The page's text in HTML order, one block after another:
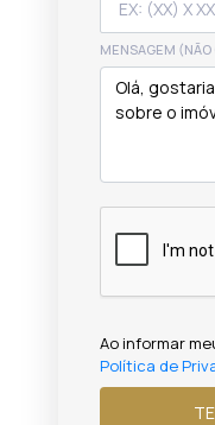
MENSAGEM (NÃO
Ao informar
Política de